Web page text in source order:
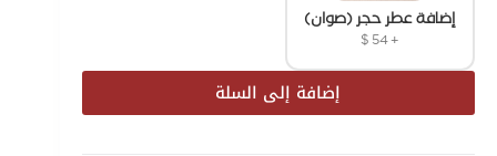
إضافة عطر حجر (صوان)
+
$54
إضافة إلى السلة